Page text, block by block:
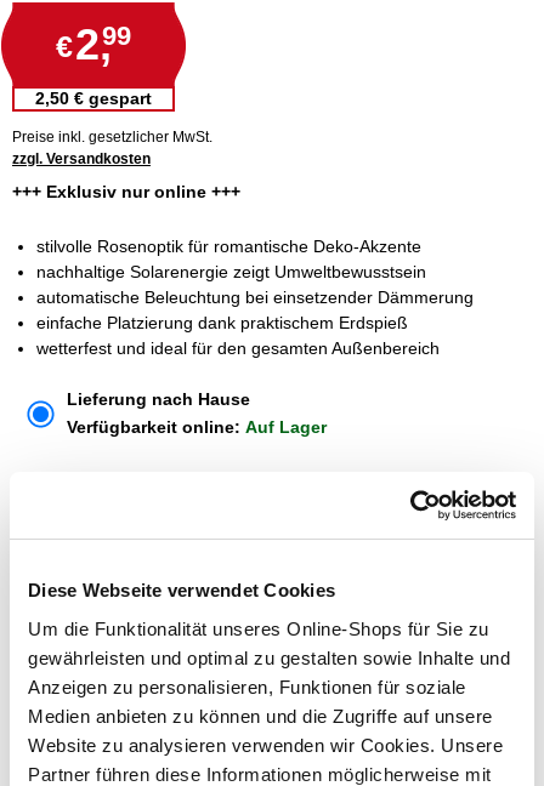
Diese Webseite verwendet Cookies
Um die Funktionalität unseres Online-Shops für Sie zu
gewährleisten und optimal zu gestalten sowie Inhalte und
Anzeigen zu personalisieren, Funktionen für soziale
Medien anbieten zu können und die Zugriffe auf unsere
Website zu analysieren verwenden wir Cookies. Unsere
Partner führen diese Informationen möglicherweise mit
€2,99
2,50 € gespart
Preise inkl. gesetzlicher MwSt.
zzgl. Versandkosten
+++ Exklusiv nur online +++
stilvolle Rosenoptik für romantische Deko-Akzente
nachhaltige Solarenergie zeigt Umweltbewusstsein
automatische Beleuchtung bei einsetzender Dämmerung
einfache Platzierung dank praktischem Erdspieß
wetterfest und ideal für den gesamten Außenbereich
Lieferung nach Hause
Verfügbarkeit online: Auf Lager
Menge
In den Warenkorb
Merken